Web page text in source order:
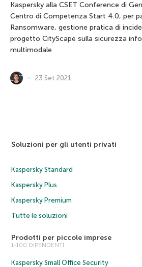
Kaspersky alla CSET Conference di
Centro di Competenza Start 4.0, per
Ransomware, gestione pratica di
progetto CityScape sulla sicurezza
multimodale
23 Set 2021
Soluzioni per gli utenti privati
Kaspersky Standard
Kaspersky Plus
Kaspersky Premium
Tutte le soluzioni
Prodotti per piccole imprese
1-100 DIPENDENTI
Kaspersky Small Office Security